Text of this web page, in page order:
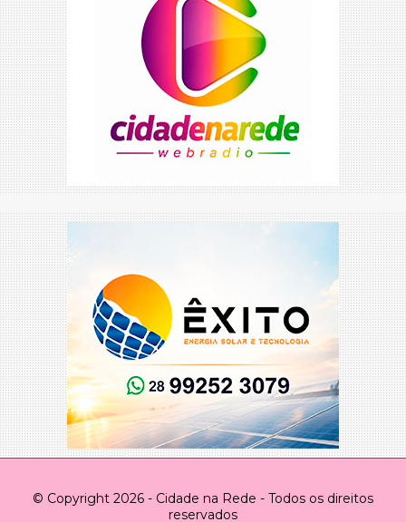
© Copyright 2026 - Cidade na Rede - Todos os direitos
reservados